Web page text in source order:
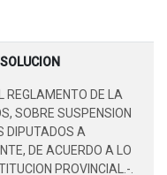
REGLAMENTO DE LA
SOBRE SUSPENSION
DIPUTADOS A
DE ACUERDO A LO
PROVINCIAL.-.